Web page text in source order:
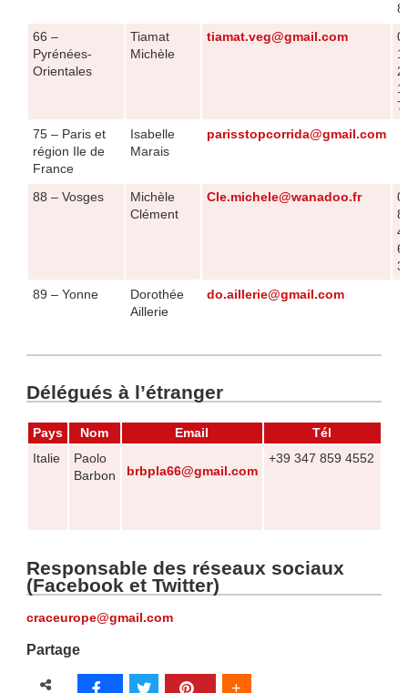
66 –
Pyrénées-
Orientales
Tiamat
Michèle
tiamat.veg@gmail.com
75 – Paris et
région Ile de
France
Isabelle
Marais
parisstopcorrida@gmail.com
88 – Vosges
Michèle
Clément
Cle.michele@wanadoo.fr
89 – Yonne
Dorothée
Aillerie
do.aillerie@gmail.com
Délégués à l’étranger
Pays Nom Email
Tél
Italie
Paolo
Barbon
brbpla66@gmail.com
+39 347 859 4552
Responsable des réseaux sociaux
(Facebook et Twitter)
craceurope@gmail.com
Partage